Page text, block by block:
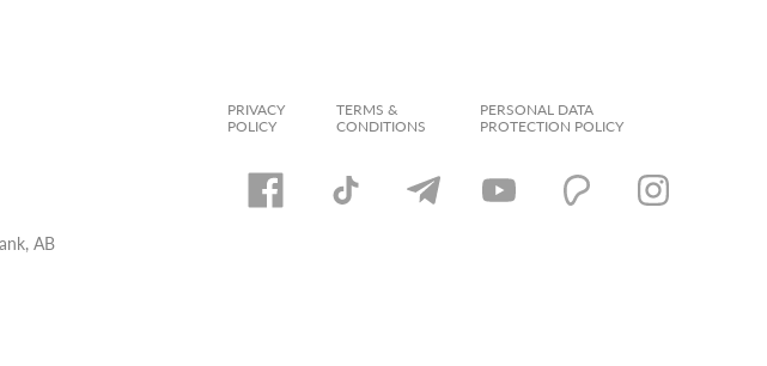
AB
PRIVACY
POLICY
TERMS &
CONDITIONS
PERSONAL DATA
PROTECTION POLICY